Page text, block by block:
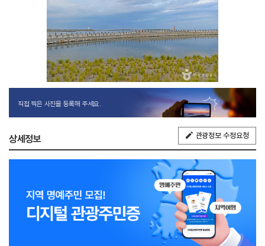
직접 찍은 사진을 등록해 주세요.
상세정보 관광정보 수정요청